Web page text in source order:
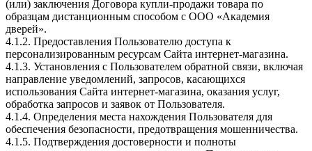
(или) заключения Договора купли-продажи товара по
образцам дистанционным способом с ООО «Академия
дверей».
4.1.2. Предоставления Пользователю доступа к
персонализированным ресурсам Сайта интернет-магазина.
4.1.3. Установления с Пользователем обратной связи, включая
направление уведомлений, запросов, касающихся
использования Сайта интернет-магазина, оказания услуг,
обработка запросов и заявок от Пользователя.
4.1.4. Определения места нахождения Пользователя для
обеспечения безопасности, предотвращения мошенничества.
4.1.5. Подтверждения достоверности и полноты